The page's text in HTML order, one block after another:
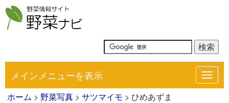
メインメニューを表示
ホーム > 野菜写真 > サツマイモ > ひめあずま